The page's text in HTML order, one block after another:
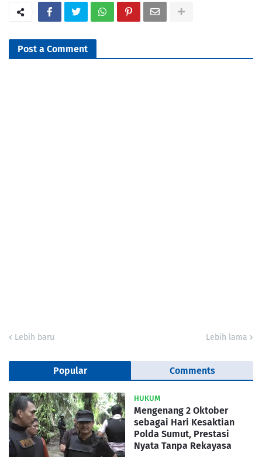
Post a Comment
Lebih baru Lebih lama
Popular Comments
HUKUM
Mengenang 2 Oktober
sebagai Hari Kesaktian
Polda Sumut, Prestasi
Nyata Tanpa Rekayasa